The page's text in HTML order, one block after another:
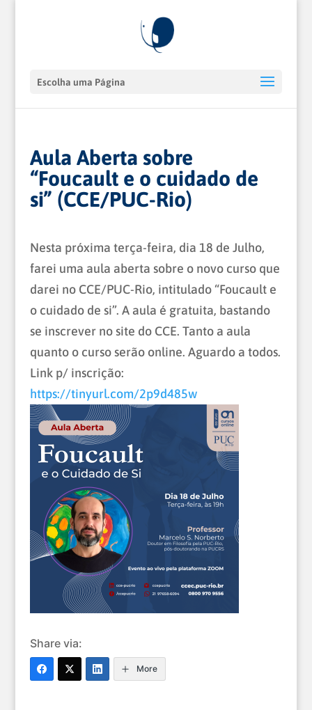
Escolha uma Página
Aula Aberta sobre
“Foucault e o cuidado de
si” (CCE/PUC-Rio)
Nesta próxima terça-feira, dia 18 de Julho,
farei uma aula aberta sobre o novo curso que
darei no CCE/PUC-Rio, intitulado “Foucault e
o cuidado de si”. A aula é gratuita, bastando
se inscrever no site do CCE. Tanto a aula
quanto o curso serão online. Aguardo a todos.
Link p/ inscrição:
https://tinyurl.com/2p9d485w
Share via:
More